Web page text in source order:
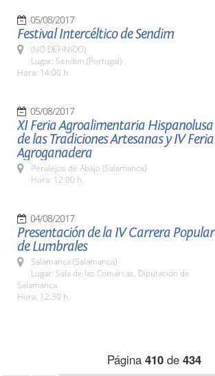
05/08/2017
Festival Intercéltico de Sendim
(NO DEFINIDO)
Lugar: Sendim (Portugal)
Hora: 14:00 h.
05/08/2017
XI Feria Agroalimentaria Hispanolusa
de las Tradiciones Artesanas y IV Feria
Agroganadera
Peralejos de Abajo (Salamanca)
Hora: 12:00 h.
04/08/2017
Presentación de la IV Carrera Popular
de Lumbrales
Salamanca (Salamanca)
Lugar: Sala de las Comarcas. Diputación de
Salamanca
Hora: 12:30 h.
Página 410de 434